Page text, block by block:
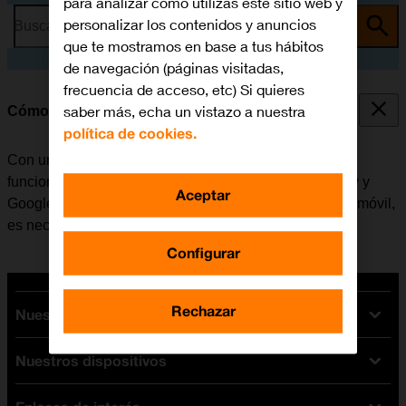
Busca por problema o tema
Cómo activar una cuenta de Google en el móvil
Con una cuenta de Google se tiene acceso a varias
funciones en el móvil, por ejemplo, Gmail, Google Play y
Google+. Antes de activar una cuenta de Google en el móvil,
es necesario
Nuestras tarifas
Tarifas Orange
Tarifas fibra y móvil
Nuestros dispositivos
personalizar los contenidos y anuncios
que te mostramos en base a tus hábitos
de navegación (páginas visitadas,
frecuencia de acceso, etc) Si quieres
saber más, echa un vistazo a nuestra
política de cookies.
Configurar
Rechazar
Aceptar